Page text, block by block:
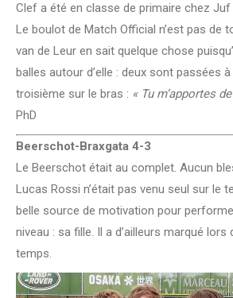
Clef a été en classe de primaire chez Juf
Le boulot de Match Official n’est pas de
van de Leur en sait quelque chose
balles autour d’elle : deux sont passées à
troisième sur le bras : « Tu m’apportes
PhD
Beerschot-Braxgata 4-3
Le Beerschot était au complet. Aucun
Lucas Rossi n’était pas venu seul sur le
belle source de motivation pour
niveau : sa fille. Il a d’ailleurs marqué
temps.